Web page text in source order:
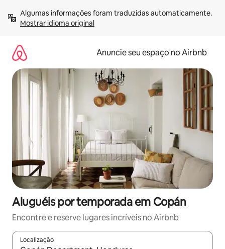
para
Mostrar idioma original
Anuncie seu espaço no Airbnb
Aluguéis por temporada em Copán
Encontre e reserve lugares incríveis no Airbnb
Localização